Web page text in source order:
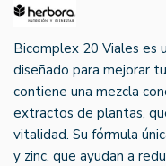
Bicomplex 20 Viales es
diseñado para mejorar
contiene una mezcla
extractos de plantas,
vitalidad. Su fórmula
y zinc, que ayudan a